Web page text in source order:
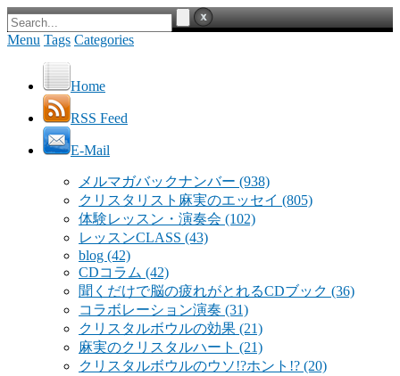
Menu Tags Categories
Home
RSS Feed
E-Mail
メルマガバックナンバー (938)
クリスタリスト麻実のエッセイ (805)
体験レッスン・演奏会 (102)
レッスンCLASS (43)
blog (42)
CDコラム (42)
聞くだけで脳の疲れがとれるCDブック (36)
コラボレーション演奏 (31)
クリスタルボウルの効果 (21)
麻実のクリスタルハート (21)
クリスタルボウルのウソ!?ホント!? (20)